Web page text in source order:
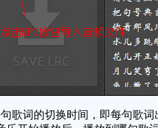
词的切换时间，即每句歌词